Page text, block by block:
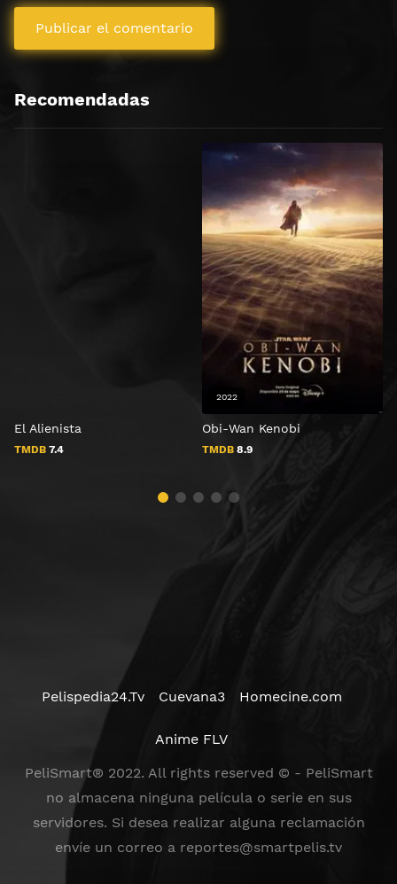
Recomendadas
El Alienista
TMDB 7.4
Obi-Wan Kenobi
TMDB 8.9
2022
Pelispedia24.Tv Cuevana3 Homecine.com
Anime FLV
PeliSmart® 2022. All rights reserved © - PeliSmart
no almacena ninguna película o serie en sus
servidores. Si desea realizar alguna reclamación
envíe un correo a reportes@smartpelis.tv